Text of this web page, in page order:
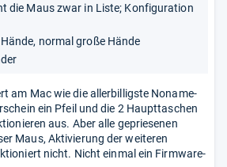
die Maus zwar in Liste; Konfiguration
normal große Hände
am Mac wie die allerbilligste Noname-
ein Pfeil und die 2 Haupttaschen
aus. Aber alle gepriesenen
Maus, Aktivierung der weiteren
nicht. Nicht einmal ein Firmware-